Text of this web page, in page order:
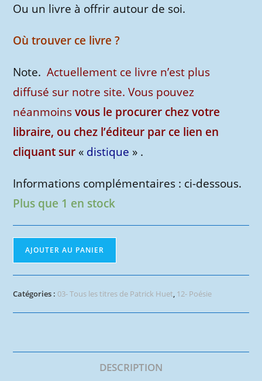
Ou un livre à offrir autour de soi.
Où trouver ce livre ?
Note. Actuellement ce livre n’est plus
diffusé sur notre site. Vous pouvez
néanmoinsvous le procurer chez votre
libraire, ou chez l’éditeur par ce lien en
cliquant sur « distique » .
Informations complémentaires : ci-dessous.
Plus que 1 en stock
Le
distique
AJOUTER AU PANIER
Catégories :03- Tous les titres de Patrick Huet, 12- Poésie
DESCRIPTION